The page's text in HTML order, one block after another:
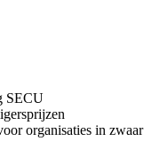
SECU
organisaties in zwaar